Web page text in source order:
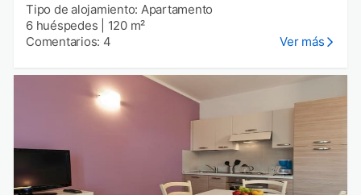
Tipo de alojamiento: Apartamento
6 huéspedes
120 m²
Comentarios: 4
Ver más